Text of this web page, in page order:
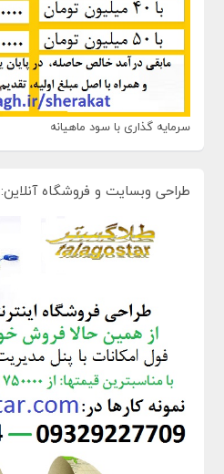
سرمایه گذاری با سود ماهیانه
طراحی وبسایت و فروشگاه آنلاین: